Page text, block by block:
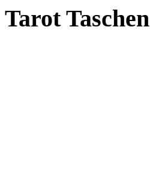
Tarot Taschen